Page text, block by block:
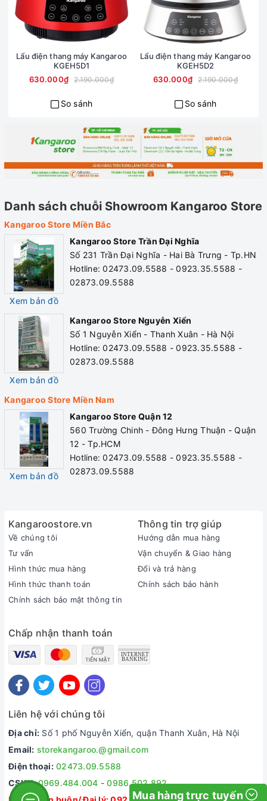
nấu
Kích thước
380*280*225
mm
Bảo hành 12 tháng
Lẩu điện thang máy Kangaroo
KGEH5D1
630.000₫
2.190.000₫
So sánh
Lẩu điện thang máy Kangaroo
KGEH5D2
630.000₫
2.190.000₫
So sánh
Danh sách chuỗi Showroom Kangaroo Store
Kangaroo Store Miền Bắc
Xem bản đồ
Kangaroo Store Trần Đại Nghĩa
Số 231 Trần Đại Nghĩa - Hai Bà Trưng - Tp.HN
Hotline: 02473.09.5588 - 0923.35.5588 -
02873.09.5588
Xem bản đồ
Kangaroo Store Nguyễn Xiển
Số 1 Nguyễn Xiển - Thanh Xuân - Hà Nội
Hotline: 02473.09.5588 - 0923.35.5588 -
02873.09.5588
Kangaroo Store Miền Nam
Xem bản đồ
Kangaroo Store Quận 12
560 Trường Chinh - Đông Hưng Thuận - Quận
12 - Tp.HCM
Hotline: 02473.09.5588 - 0923.35.5588 -
02873.09.5588
Kangaroostore.vn
Về chúng tôi
Tư vấn
Hình thức mua hàng
Hình thức thanh toán
Chính sách bảo mật thông tin
Thông tin trợ giúp
Hướng dẫn mua hàng
Vận chuyển & Giao hàng
Đổi và trả hàng
Chính sách bảo hành
Chấp nhận thanh toán
Liên hệ với chúng tôi
Địa chỉ: Số 1 phố Nguyễn Xiển, quận Thanh Xuân, Hà Nội
Email: storekangaroo.@gmail.com
Điện thoại: 02473.09.5588
CSKH: 0969.484.004 -0986.502.892
Mua hàng trực tuyến